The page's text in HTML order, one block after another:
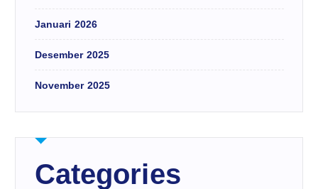
Januari 2026
Desember 2025
November 2025
Categories